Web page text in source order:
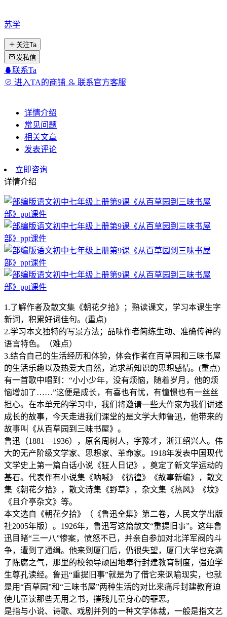
苏学
关注Ta
发私信
联系Ta
进入TA的商铺
联系官方客服
详情介绍
常见问题
相关文章
发表评论
立即咨询
详情介绍
1.了解作者及散文集《朝花夕拾》；熟读课文，学习本课生字
新词，积累好词佳句。(重点)
2.学习本文独特的写景方法；品味作者简练生动、准确传神的
语言特色。（难点）
3.结合自己的生活经历和体验，体会作者在百草园和三味书屋
的生活乐趣以及热爱大自然，追求新知识的思想感情。(重点)
有一首歌中唱到：“小小少年，没有烦恼，随着岁月，他的烦
恼增加了……”这便是成长，有喜也有忧，有憧憬也有一丝丝
担心。在本单元的学习中，我们将邀请一些大作家为我们讲述
成长的故事，今天走进我们课堂的是文学大师鲁迅，他带来的
故事叫《从百草园到三味书屋》。
鲁迅（1881—1936），原名周树人，字豫才，浙江绍兴人。伟
大的无产阶级文学家、思想家、革命家。1918年发表中国现代
文学史上第一篇白话小说《狂人日记》，奠定了新文学运动的
基石。代表作有小说集《呐喊》《彷徨》《故事新编》，散文
集《朝花夕拾》，散文诗集《野草》，杂文集《热风》《坟》
《且介亭杂文》等。
本文选自《朝花夕拾》（《鲁迅全集》第二卷，人民文学出版
社2005年版）。1926年，鲁迅写这篇散文“重提旧事”。这年鲁
迅目睹“三一八”惨案，愤怒不已，并亲自参加对北洋军阀的斗
争，遭到了通缉。他来到厦门后，仍很失望，厦门大学也充满
了陈腐之气，那里的校领导顽固地奉行封建教育制度，强迫学
生尊孔读经。鲁迅“重提旧事”就是为了借它来讽喻现实，也就
是用“百草园”和“三味书屋”两种生活的对比来痛斥封建教育迫
使儿童读那些无用之书，摧残儿童身心的罪恶。
是指与小说、诗歌、戏剧并列的一种文学体裁，一般是指文艺